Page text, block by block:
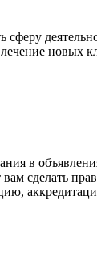
новых
в
сделать